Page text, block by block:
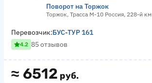
Поворот на Торжок
Торжок, Трасса М-10 Россия, 228-й км
≈ 6512 руб.
Перевозчик:БУС-ТУР 161
4.2 85 отзывов